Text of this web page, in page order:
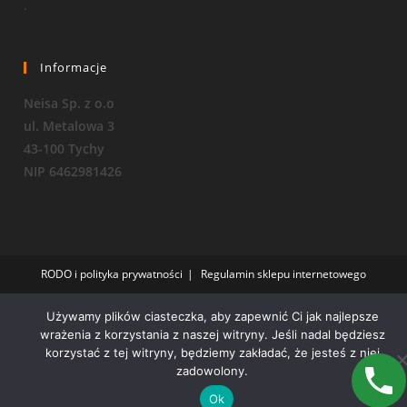
.
Informacje
Neisa Sp. z o.o
ul. Metalowa 3
43-100 Tychy
NIP 6462981426
RODO i polityka prywatności Regulamin sklepu internetowego
Używamy plików ciasteczka, aby zapewnić Ci jak najlepsze
wrażenia z korzystania z naszej witryny. Jeśli nadal będziesz
korzystać z tej witryny, będziemy zakładać, że jesteś z niej
zadowolony.
Ok